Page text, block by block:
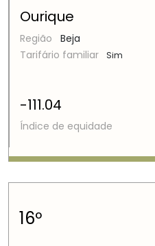
Ourique
Região
Beja
Tarifário familiar
Sim
-111.04
Índice de equidade
16º